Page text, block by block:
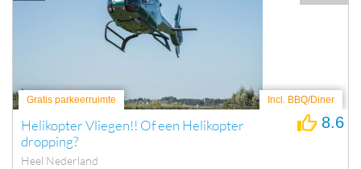
Gratis parkeerruimte Incl. BBQ/Diner
Helikopter Vliegen!! Of een Helikopter
dropping?
Heel Nederland
8.6